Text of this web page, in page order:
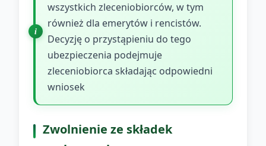
wszystkich zleceniobiorców, w tym
również dla emerytów i rencistów.
Decyzję o przystąpieniu do tego
ubezpieczenia podejmuje
zleceniobiorca składając odpowiedni
wniosek
Zwolnienie ze składek